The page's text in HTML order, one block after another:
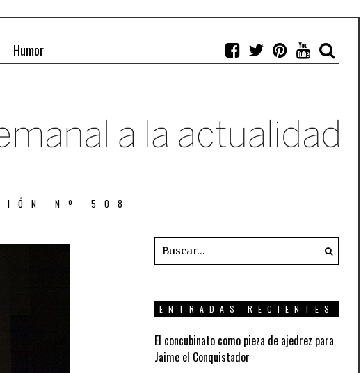
Humor
Nº 508
ENTRADAS RECIENTES
El concubinato como pieza de ajedrez para
Jaime el Conquistador